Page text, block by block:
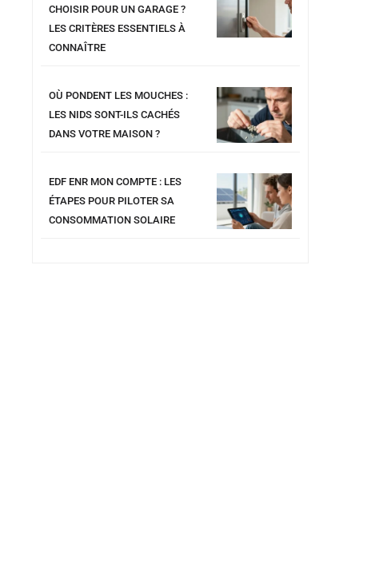
CHOISIR POUR UN GARAGE ?
LES CRITÈRES ESSENTIELS À
CONNAÎTRE
OÙ PONDENT LES MOUCHES :
LES NIDS SONT-ILS CACHÉS
DANS VOTRE MAISON ?
EDF ENR MON COMPTE : LES
ÉTAPES POUR PILOTER SA
CONSOMMATION SOLAIRE